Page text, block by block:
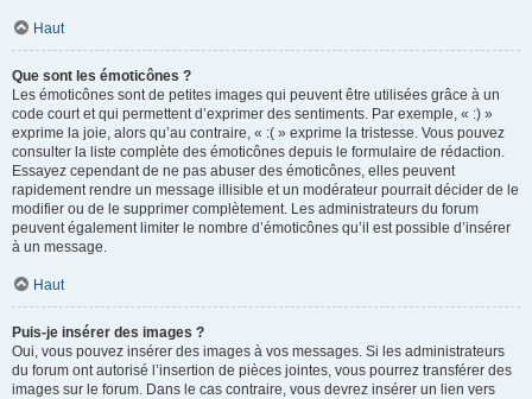
Haut
Que sont les émoticônes ?
Les émoticônes sont de petites images qui peuvent être utilisées grâce à un
code court et qui permettent d’exprimer des sentiments. Par exemple, « :) »
exprime la joie, alors qu’au contraire, « :( » exprime la tristesse. Vous pouvez
consulter la liste complète des émoticônes depuis le formulaire de rédaction.
Essayez cependant de ne pas abuser des émoticônes, elles peuvent
rapidement rendre un message illisible et un modérateur pourrait décider de le
modifier ou de le supprimer complètement. Les administrateurs du forum
peuvent également limiter le nombre d’émoticônes qu’il est possible d’insérer
à un message.
Haut
Puis-je insérer des images ?
Oui, vous pouvez insérer des images à vos messages. Si les administrateurs
du forum ont autorisé l’insertion de pièces jointes, vous pourrez transférer des
images sur le forum. Dans le cas contraire, vous devrez insérer un lien vers